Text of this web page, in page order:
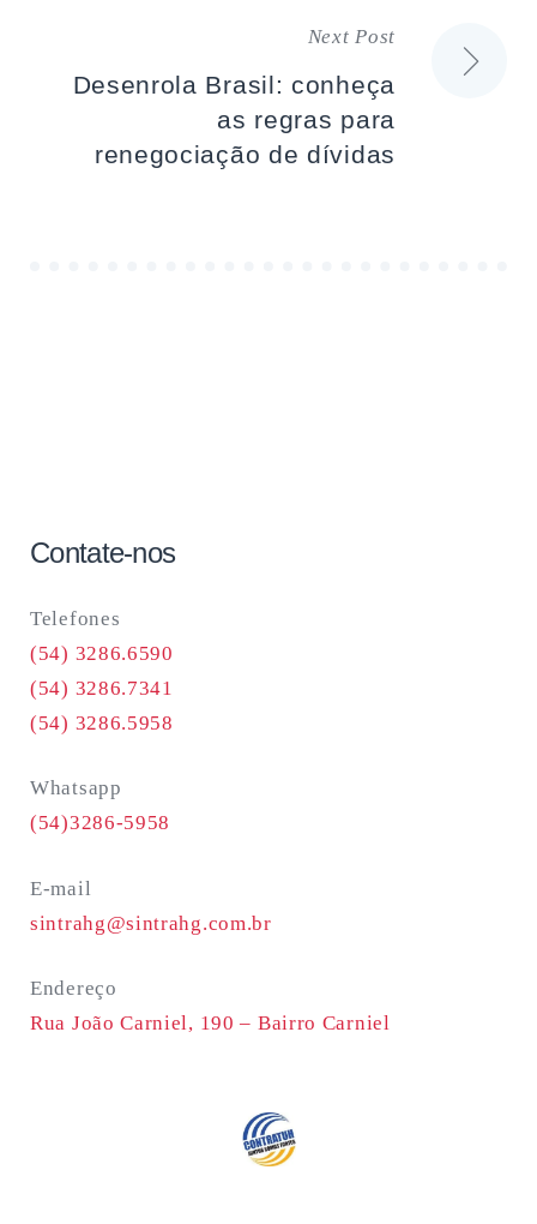
Next Post
Desenrola Brasil: conheça
as regras para
renegociação de dívidas
Contate-nos
Telefones
(54) 3286.6590
(54) 3286.7341
(54) 3286.5958
Whatsapp
(54)3286-5958
E-mail
sintrahg@sintrahg.com.br
Endereço
Rua João Carniel, 190 – Bairro Carniel